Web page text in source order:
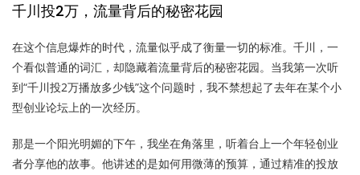
千川投2万，流量背后的秘密花园
在这个信息爆炸的时代，流量似乎成了衡量一切的标准。千川，一
个看似普通的词汇，却隐藏着流量背后的秘密花园。当我第一次听
到“千川投2万播放多少钱”这个问题时，我不禁想起了去年在某个小
型创业论坛上的一次经历。
那是一个阳光明媚的下午，我坐在角落里，听着台上一个年轻创业
者分享他的故事。他讲述的是如何用微薄的预算，通过精准的投放